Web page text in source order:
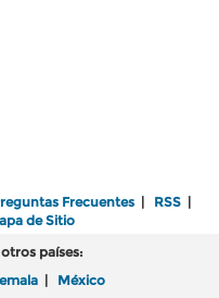
Frecuentes | RSS |
de Sitio
países:
| México